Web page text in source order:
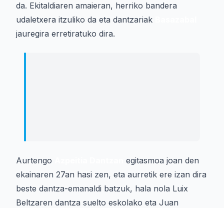
da. Ekitaldiaren amaieran, herriko bandera
udaletxera itzuliko da eta dantzariak
jauregira erretiratuko dira.
Aurtengo
egitasmoa joan den
ekainaren 27an hasi zen, eta aurretik ere izan dira
beste dantza-emanaldi batzuk, hala nola Luix
Beltzaren dantza suelto eskolako eta Juan